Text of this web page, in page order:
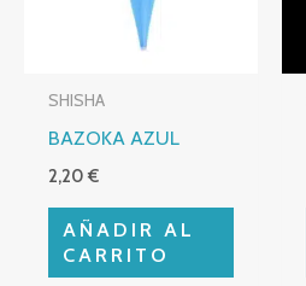
SHISHA
BAZOKA AZUL
2,20€
AÑADIR AL
CARRITO